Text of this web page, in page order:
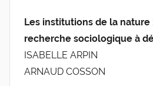
Les institutions de la
recherche sociologique à
ISABELLE ARPIN
ARNAUD COSSON